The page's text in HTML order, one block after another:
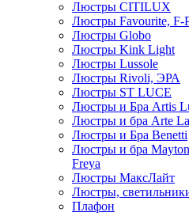
Люстры CITILUX
Люстры Favourite, F-
Люстры Globo
Люстры Kink Light
Люстры Lussole
Люстры Rivoli, ЭРА
Люстры ST LUCE
Люстры и Бра Artis
Люстры и бра Arte
Люстры и Бра Benetti
Люстры и бра
Freya
Люстры МаксЛайт
Люстры,
Плафон